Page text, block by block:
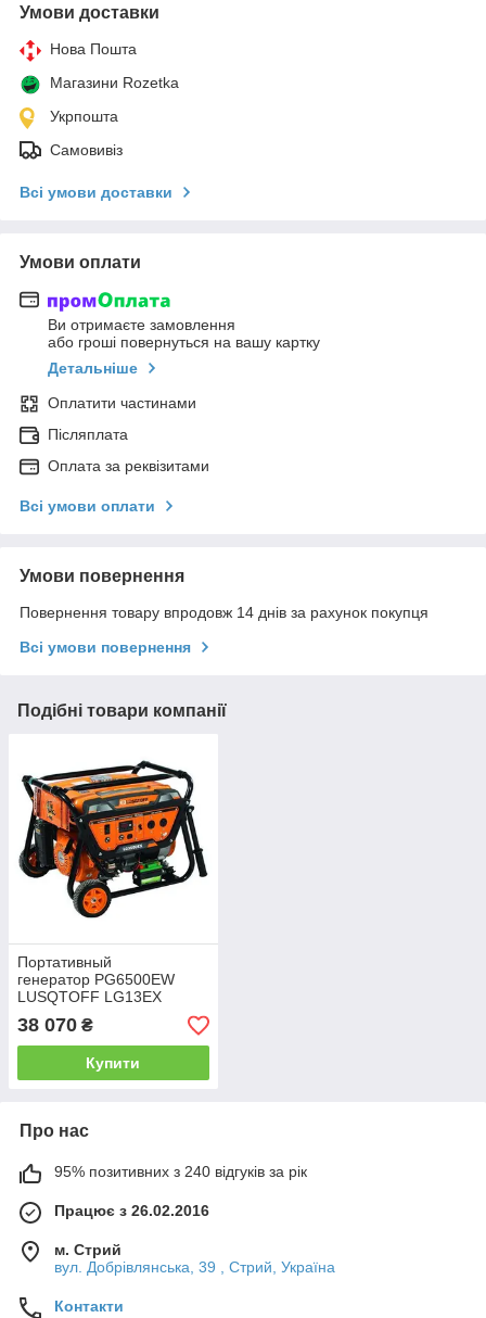
Умови доставки
Нова Пошта
Магазини Rozetka
Укрпошта
Самовивіз
Всі умови доставки
Умови оплати
Ви отримаєте замовлення
або гроші повернуться на вашу картку
Детальніше
Оплатити частинами
Післяплата
Оплата за реквізитами
Всі умови оплати
Умови повернення
Повернення товару впродовж 14 днів за рахунок покупця
Всі умови повернення
Подібні товари компанії
Портативный
генератор PG6500EW
LUSQTOFF LG13EX
38 070 ₴
Купити
Про нас
95% позитивних з 240 відгуків за рік
Працює з 26.02.2016
м. Стрий
вул. Добрівлянська, 39 , Стрий, Україна
Контакти